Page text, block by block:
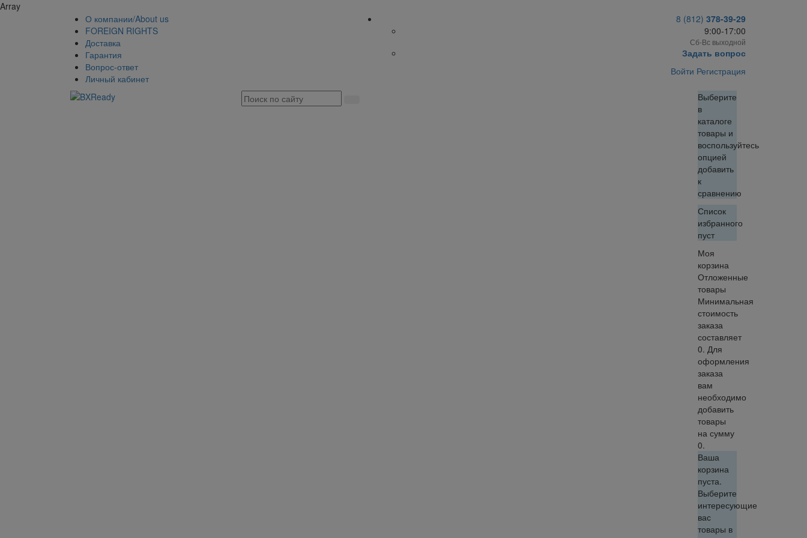
Array
О компании/About us
FOREIGN RIGHTS
Доставка
Гарантия
Вопрос-ответ
Личный кабинет
8 (812) 378-39-29
9:00-17:00
Сб-Вс выходной
Задать вопрос
Войти Регистрация
Выберите
в
каталоге
товары и
воспользуйтесь
опцией
добавить
к
сравнению
Список
избранного
пуст
Моя
корзина
Отложенные
товары
Минимальная
стоимость
заказа
составляет
0. Для
оформления
заказа
вам
необходимо
добавить
товары
на сумму
0.
Ваша
корзина
пуста.
Выберите
интересующие
вас
товары в